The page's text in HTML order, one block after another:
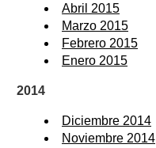
Abril 2015
Marzo 2015
Febrero 2015
Enero 2015
2014
Diciembre 2014
Noviembre 2014